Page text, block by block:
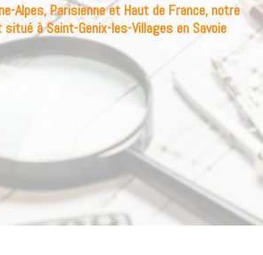
Alpes, Parisienne et Haut de France, notre
situé à Saint-Genix-les-Villages en Savoie